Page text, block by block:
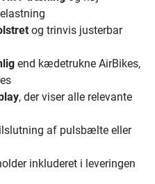
og trinvis justerbar
end kædetrukne AirBikes,
, der viser alle relevante
af pulsbælte eller
inkluderet i leveringen